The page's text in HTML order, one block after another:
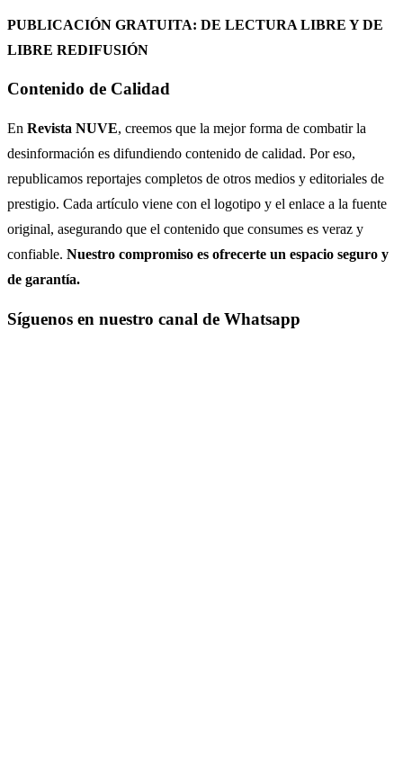
PUBLICACIÓN GRATUITA: DE LECTURA LIBRE Y DE
LIBRE REDIFUSIÓN
Contenido de Calidad
En Revista NUVE, creemos que la mejor forma de combatir la
desinformación es difundiendo contenido de calidad. Por eso,
republicamos reportajes completos de otros medios y editoriales de
prestigio. Cada artículo viene con el logotipo y el enlace a la fuente
original, asegurando que el contenido que consumes es veraz y
confiable. Nuestro compromiso es ofrecerte un espacio seguro y
de garantía.
Síguenos en nuestro canal de Whatsapp